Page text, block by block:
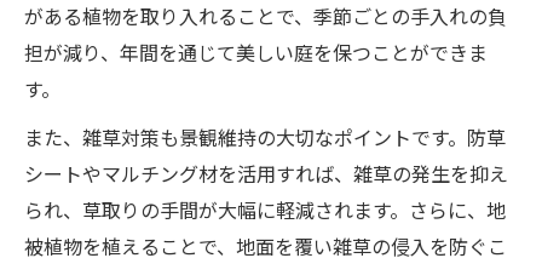
がある植物を取り入れることで、季節ごとの手入れの負
担が減り、年間を通じて美しい庭を保つことができま
す。
また、雑草対策も景観維持の大切なポイントです。防草
シートやマルチング材を活用すれば、雑草の発生を抑え
られ、草取りの手間が大幅に軽減されます。さらに、地
被植物を植えることで、地面を覆い雑草の侵入を防ぐこ